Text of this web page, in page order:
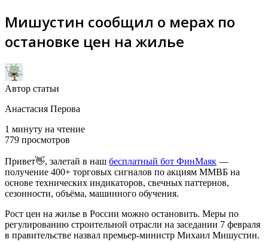
Мишустин сообщил о мерах по
остановке цен на жилье
Автор статьи
Анастасия Перова
1 минуту на чтение
779 просмотров
Привет👋, залетай в наш бесплатный бот ФинМаяк —
получение 400+ торговых сигналов по акциям ММВБ на
основе технических индикаторов, свечных паттернов,
сезонности, объёма, машинного обучения.
Рост цен на жилье в России можно остановить. Меры по
регулированию строительной отрасли на заседании 7 февраля
в правительстве назвал премьер-министр Михаил Мишустин.